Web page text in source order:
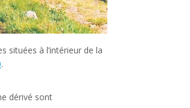
situées à l’intérieur de la
.
dérivé sont